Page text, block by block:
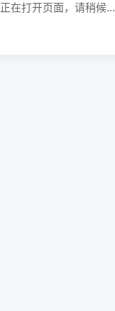
正在打开页面，请稍候...